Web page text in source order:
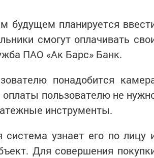
будущем планируется
смогут оплачивать
ПАО «Ак Барс» Банк.
понадобится
пользователю не
инструменты.
система узнает его по лицу
Для совершения